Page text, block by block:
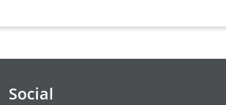
Social